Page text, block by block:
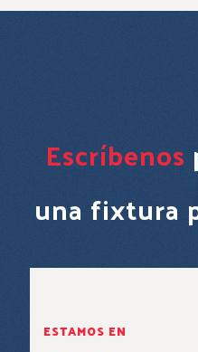
Escríbenos
una fixtura
ESTAMOS EN